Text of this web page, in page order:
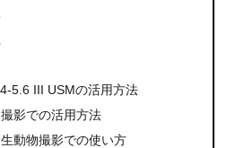
5.6 III USMの活用方法
影での活用方法
動物撮影での使い方